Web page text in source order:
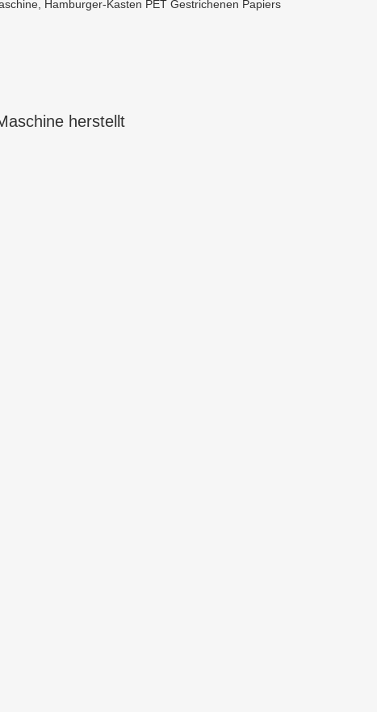
Hamburger-Kasten PET Gestrichenen Papiers
herstellt